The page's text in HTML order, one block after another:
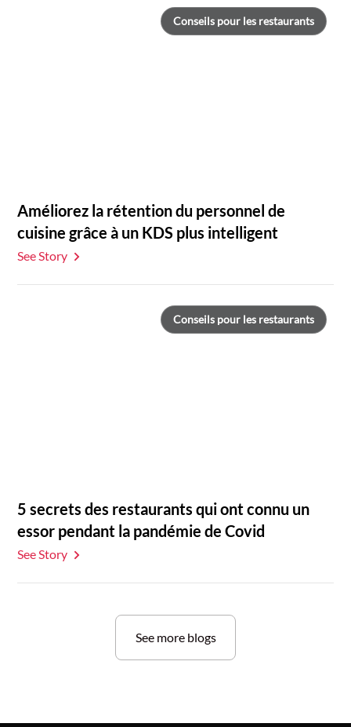
Conseils pour les restaurants
Améliorez la rétention du personnel de
cuisine grâce à un KDS plus intelligent
See Story
Conseils pour les restaurants
5 secrets des restaurants qui ont connu un
essor pendant la pandémie de Covid
See Story
See more blogs